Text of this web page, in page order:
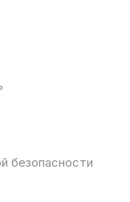
безопасности